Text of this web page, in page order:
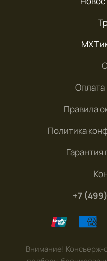
МХТ
Оплата
Правила
Политика
+7
Внимание! Консьерж-